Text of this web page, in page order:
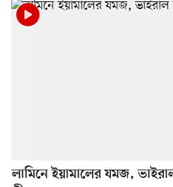
লামিনে ইয়ামালের যমজ,